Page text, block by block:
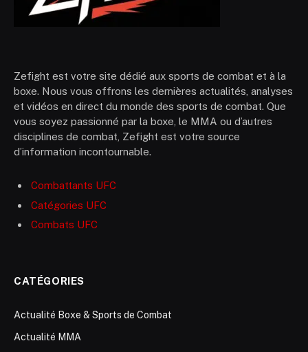
Zefight est votre site dédié aux sports de combat et à la
boxe. Nous vous offrons les dernières actualités, analyses
et vidéos en direct du monde des sports de combat. Que
vous soyez passionné par la boxe, le MMA ou d’autres
disciplines de combat, Zefight est votre source
d’information incontournable.
Combattants UFC
Catégories UFC
Combats UFC
CATÉGORIES
Actualité Boxe & Sports de Combat
Actualité MMA